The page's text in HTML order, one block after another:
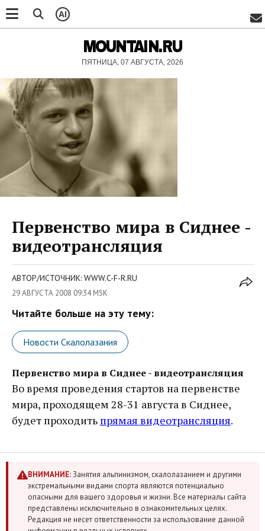
AI
MOUNTAIN.RU
ПЯТНИЦА, 07 АВГУСТА, 2026
Первенство мира в Сиднее -
видеотрансляция
АВТОР/ИСТОЧНИК: WWW.C-F-R.RU
29 АВГУСТА 2008 09:34 MSK
Читайте больше на эту тему:
Новости Скалолазания
Первенство мира в Сиднее - видеотрансляция
Во время проведения стартов на первенстве
мира, проходящем 28-31 августа в Сиднее,
будет проходить прямая видеотрансляция.
ВНИМАНИЕ:Занятия альпинизмом, скалолазанием и другими
экстремальными видами спорта являются потенциально
опасными для вашего здоровья и жизни. Все материалы сайта
представлены исключительно в ознакомительных целях.
Редакция не несет ответственности за использование данной